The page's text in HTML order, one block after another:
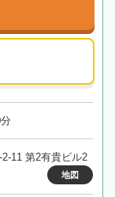
11 第2有貴ビル2
地図